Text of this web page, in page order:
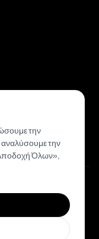
την
αναλύσουμε την
Όλων»,